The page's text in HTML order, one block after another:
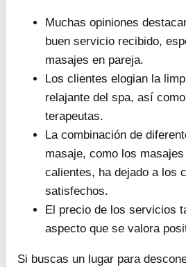
Muchas opiniones
buen servicio recibido,
masajes en pareja.
Los clientes elogian la
relajante del spa, así
terapeutas.
La combinación de
masaje, como los
calientes, ha dejado a los
satisfechos.
El precio de los servicios
aspecto que se valora
Si buscas un lugar para